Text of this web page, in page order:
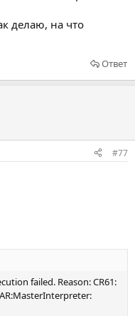
делаю, на что
Ответ
#77
failed. Reason: CR61: